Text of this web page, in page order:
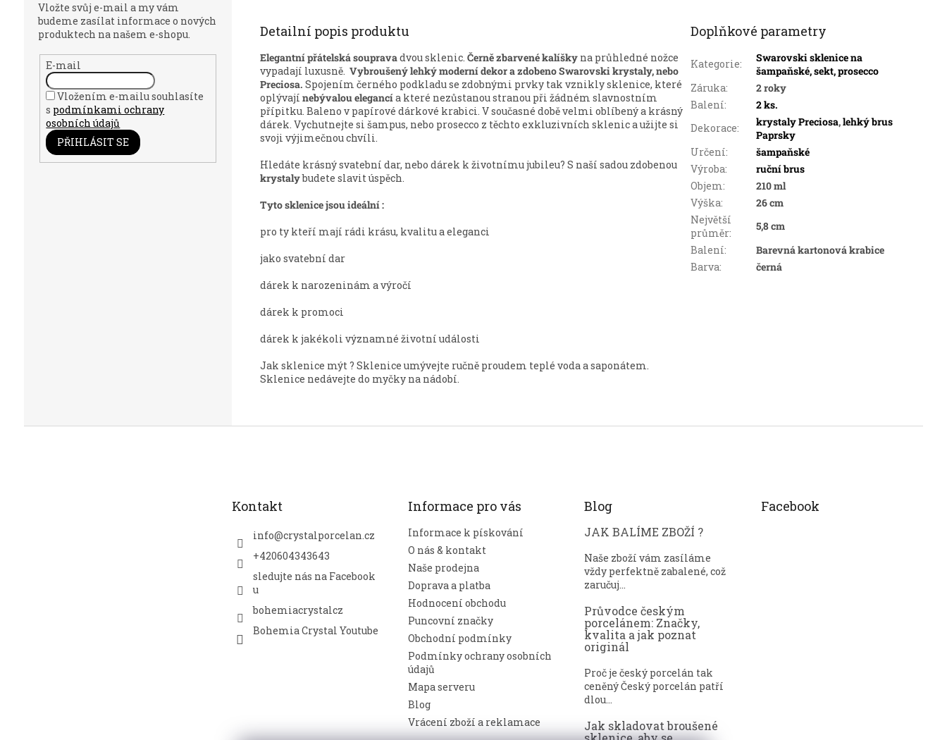
Vložte svůj e-mail a my vám
budeme zasílat informace o nových
produktech na našem e-shopu.
E-mail
Vložením e-mailu souhlasíte
s podmínkami ochrany
osobních údajů
PŘIHLÁSIT SE
Detailní popis produktu
Elegantní přátelská soupravadvou sklenic. Černě zbarvené kalíškyna průhledné nožce
vypadají luxusně. Vybroušený lehký moderní dekor a zdobeno Swarovski krystaly, nebo
Preciosa. Spojením černého podkladu se zdobnými prvky tak vznikly sklenice, které
oplývají nebývalou elegancía které nezůstanou stranou při žádném slavnostním
přípitku. Baleno v papírové dárkové krabici. V současné době velmi oblíbený a krásný
dárek. Vychutnejte si šampus, nebo prosecco z těchto exkluzivních sklenic a užijte si
svoji výjimečnou chvíli.
Hledáte krásný svatební dar, nebo dárek k životnímu jubileu? S naší sadou zdobenou
krystalybudete slavit úspěch.
Tyto sklenice jsou ideální :
pro ty kteří mají rádi krásu, kvalitu a eleganci
jako svatební dar
dárek k narozeninám a výročí
dárek k promoci
dárek k jakékoli významné životní události
Jak sklenice mýt ? Sklenice umývejte ručně proudem teplé voda a saponátem.
Sklenice nedávejte do myčky na nádobí.
Doplňkové parametry
Kategorie:
Swarovski sklenice na
šampaňské, sekt, prosecco
Záruka:
2 roky
Balení:
2 ks.
Dekorace: krystaly Preciosa,lehký brus
Paprsky
Určení:
šampaňské
Výroba:
ruční brus
Objem:
210 ml
Výška:
26 cm
Největší
průměr:
5,8 cm
Balení:
Barevná kartonová krabice
Barva: černá
Kontakt
info@crystalporcelan.cz
+420604343643
sledujte nás na Facebook
u
bohemiacrystalcz
Bohemia Crystal Youtube
Informace pro vás
Informace k pískování
O nás & kontakt
Naše prodejna
Doprava a platba
Hodnocení obchodu
Puncovní značky
Obchodní podmínky
Podmínky ochrany osobních
údajů
Mapa serveru
Blog
Vrácení zboží a reklamace
Blog
JAK BALÍME ZBOŽÍ ?
Naše zboží vám zasíláme
vždy perfektně zabalené, což
zaručuj...
Průvodce českým
porcelánem: Značky,
kvalita a jak poznat
originál
Proč je český porcelán tak
ceněný Český porcelán patří
dlou...
Jak skladovat broušené
Facebook